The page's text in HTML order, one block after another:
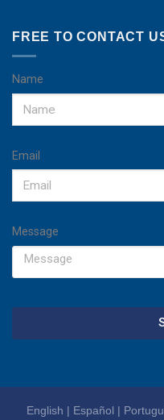
FREE TO CONTACT
Name
Email
Message
English | Español |